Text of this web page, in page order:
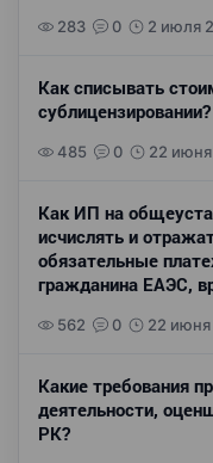
283 0 2 июля
Как списывать
сублицензировании?
485 0 22
Как ИП на
исчислять и
обязательные
гражданина ЕАЭС,
562 0 22
Какие требования
деятельности,
РК?